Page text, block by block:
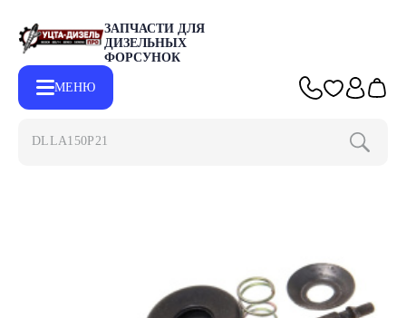
ЗАПЧАСТИ ДЛЯ
ДИЗЕЛЬНЫХ
ФОРСУНОК
МЕНЮ
DLLA150P2153